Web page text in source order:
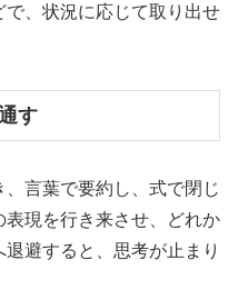
、状況に応じて取り出せ
す
言葉で要約し、式で閉じ
現を行き来させ、どれか
避すると、思考が止まり